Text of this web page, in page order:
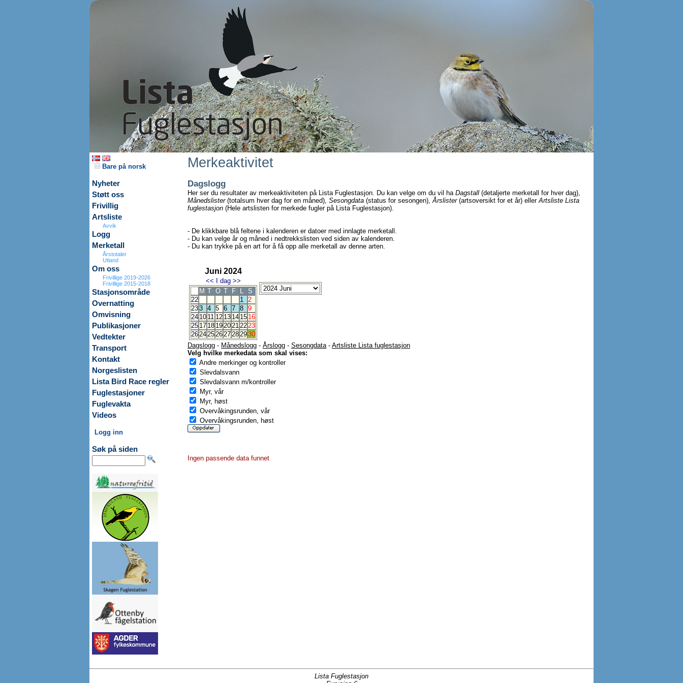
Bare på norsk
Nyheter
Støtt oss
Frivillig
Artsliste
Avvik
Logg
Merketall
Årstotaler
Utland
Om oss
Frivillige 2019-2026
Frivillige 2015-2018
Stasjonsområde
Overnatting
Omvisning
Publikasjoner
Vedtekter
Transport
Kontakt
Norgeslisten
Lista Bird Race regler
Fuglestasjoner
Fuglevakta
Videos
Logg inn
Søk på siden
Merkeaktivitet
Dagslogg
Her ser du resultater av merkeaktiviteten på Lista Fuglestasjon. Du kan velge om du vil ha Dagstall (detaljerte merketall for hver dag),
Månedslister(totalsum hver dag for en måned), Sesongdata (status for sesongen),Årslister(artsoversikt for et år) ellerArtsliste Lista
fuglestasjon (Hele artslisten for merkede fugler på Lista Fuglestasjon).
- De klikkbare blå feltene i kalenderen er datoer med innlagte merketall.
- Du kan velge år og måned i nedtrekkslisten ved siden av kalenderen.
- Du kan trykke på en art for å få opp alle merketall av denne arten.
Juni 2024
<< I dag >>
M T O T F L
S
22
1 2
233 4 5 6 7 8 9
24 10 11 12 13 14 15 16
25 17 18 1920212223
2624252627282930
Dagslogg - Månedslogg - Årslogg - Sesongdata- Artsliste Lista fuglestasjon
Velg hvilke merkedata som skal vises:
Andre merkinger og kontroller
Slevdalsvann
Slevdalsvann m/kontroller
Myr, vår
Myr, høst
Overvåkingsrunden, vår
Overvåkingsrunden, høst
Ingen passende data funnet
Lista Fuglestasjon